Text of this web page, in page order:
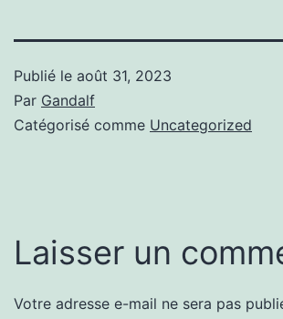
Publié le août 31, 2023
Par Gandalf
Catégorisé comme Uncategorized
Laisser un
Votre adresse e-mail ne sera pas